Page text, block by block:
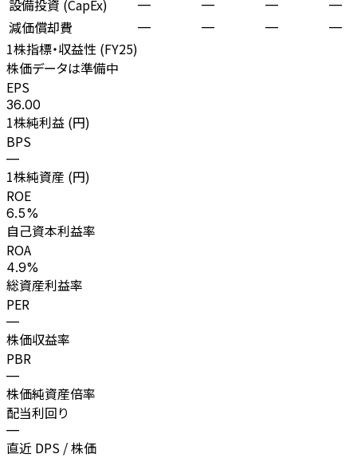
設備投資 (CapEx) — — — —
減価償却費 — — — —
1株指標・収益性 (FY25)
株価データは準備中
EPS
36.00
1株純利益 (円)
BPS
—
1株純資産 (円)
ROE
6.5%
自己資本利益率
ROA
4.9%
総資産利益率
PER
—
株価収益率
PBR
—
株価純資産倍率
配当利回り
—
直近 DPS / 株価